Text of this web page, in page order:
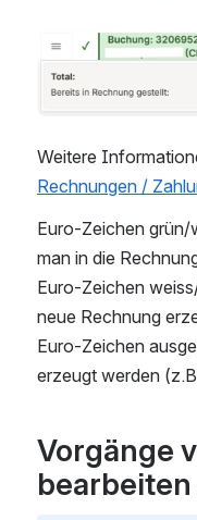
Open
Rechnungen /
Euro-Zeichen
man in die
Euro-Zeichen
neue Rechnung
Euro-Zeichen
erzeugt werden
Vorgänge
bearbeiten